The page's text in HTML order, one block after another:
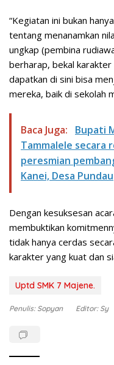
“Kegiatan ini bukan
tentang menanamkan
ungkap (pembina
berharap, bekal
dapatkan di sini bisa
mereka, baik di sekolah
Baca Juga:
Bupati
Tammalele secara
peresmian
Kanei, Desa Pundau
Dengan kesuksesan
membuktikan
tidak hanya cerdas
karakter yang kuat dan
Uptd SMK 7 Majene.
Penulis: Sopyan Editor: Sy